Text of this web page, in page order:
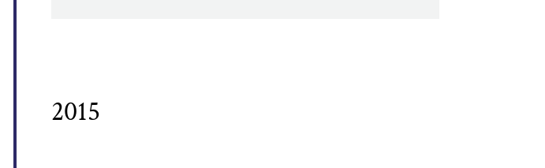
2015